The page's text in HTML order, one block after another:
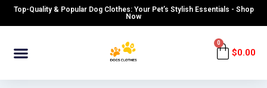
SkipTop-Quality & Popular Dog Clothes: Your Pet’s Stylish Essentials - Shop
Now
Menu $0.00
0 Cart
Post